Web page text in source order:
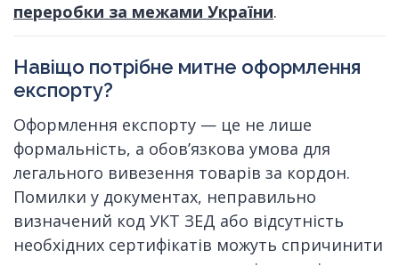
переробки за межами України.
Навіщо потрібне митне оформлення
експорту?
Оформлення експорту — це не лише
формальність, а обов’язкова умова для
легального вивезення товарів за кордон.
Помилки у документах, неправильно
визначений код УКТ ЗЕД або відсутність
необхідних сертифікатів можуть спричинити